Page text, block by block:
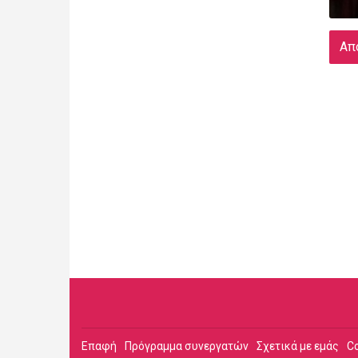
Επαφή Πρόγραμμα συνεργατών Σχετικά με εμάς